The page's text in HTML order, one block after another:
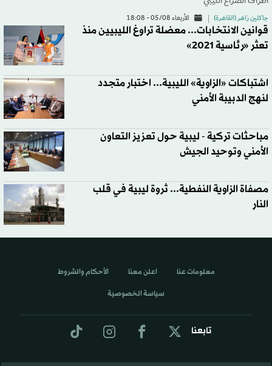
جاكلين زاهر (القاهرة) الأربعاء 05/08 - 18:08
قوانين الانتخابات... معضلة تراوغ الليبيين منذ
تعثر «رئاسية 2021»
اشتباكات «الزاوية» الليبية... اختبار متجدد
لنهج الدبيبة الأمني
مباحثات تركية - ليبية حول تعزيز التعاون
الأمني وتوحيد الجيش
مصفاة الزاوية النفطية... ثروة ليبية في قلب
النار
تابعنا
معلومات عنا اعلن معنا الأحكام والشروط
سياسة الخصوصية